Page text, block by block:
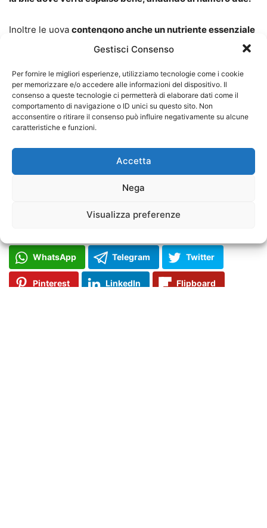
Gestisci Consenso
Per fornire le migliori esperienze, utilizziamo tecnologie come i cookie
per memorizzare e/o accedere alle informazioni del dispositivo. Il
consenso a queste tecnologie ci permetterà di elaborare dati come il
comportamento di navigazione o ID unici su questo sito. Non
acconsentire o ritirare il consenso può influire negativamente su alcune
caratteristiche e funzioni.
Accetta
Nega
Visualizza preferenze
Inoltre le uova contengono anche un nutriente essenziale
, essenziale per un metabolismo sano. Un
seguivano una dieta a basso contenuto di grassi e
mangiavano uova hannoperso peso. Un singolo uovo
offrecirca il 20-25% del fabbisogno giornaliero di colina
Ancora più importante, la colina è essenziale per produrre
dannoso dal fegato e nell’intestino
Pixabay
WhatsApp Telegram Twitter
Pinterest LinkedIn Flipboard